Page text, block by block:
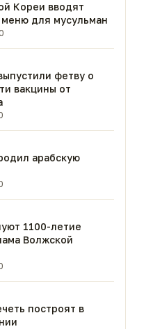
Кореи вводят
для мусульман
фетву о
вакцины от
арабскую
Волжской
построят в